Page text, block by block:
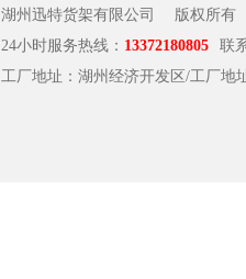
湖州迅特货架有限公司
版权所有
24小时服务热线： 13372180805
联
工厂地址：湖州经济开发区/工厂